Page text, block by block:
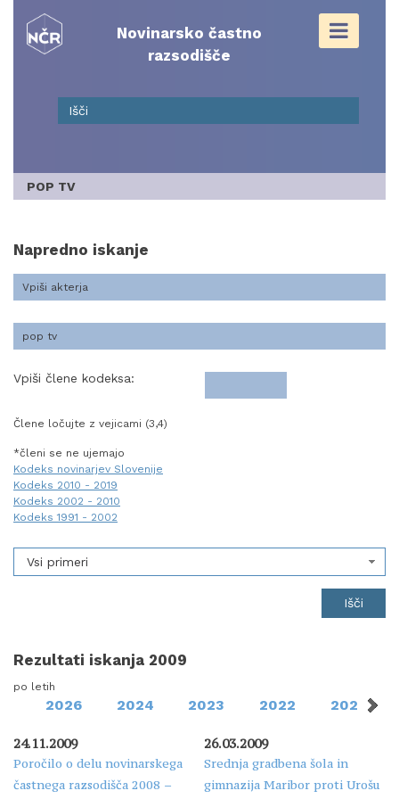
content
Novinarsko častno
razsodišče
POP TV
Napredno iskanje
Vpiši člene kodeksa:
Člene ločujte z vejicami (3,4)
*členi se ne ujemajo
Kodeks novinarjev Slovenije
Kodeks 2010 - 2019
Kodeks 2002 - 2010
Kodeks 1991 - 2002
Vsi primeri
Rezultati iskanja 2009
po letih
2026 2024 2023 2022 2021
24.11.2009
Poročilo o delu novinarskega
častnega razsodišča 2008 –
26.03.2009
Srednja gradbena šola in
gimnazija Maribor proti Urošu